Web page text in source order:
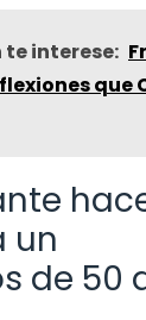
interese:
que
un
de 50